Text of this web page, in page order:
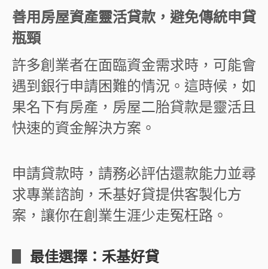
善用房屋資產靈活貸款，避免傳統申貸
瓶頸
許多創業者在面臨資金需求時，可能會
遇到銀行申請困難的情況。這時候，如
果名下有房產，房屋二胎貸款是靈活且
快速的資金解決方案。
申請貸款時，請務必評估還款能力並尋
求專業諮詢，禾基好貸提供客製化方
案，讓你在創業生涯少走冤枉路。
最佳選擇：禾基好貸